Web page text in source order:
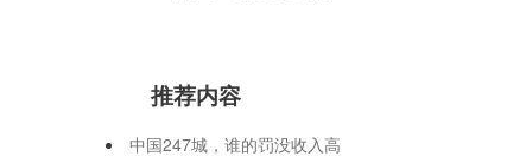
推荐内容
中国247城，谁的罚没收入高